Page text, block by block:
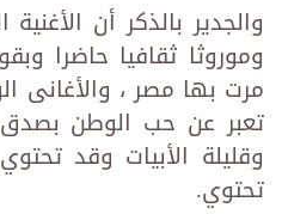
والجدير بالذكر أن
وموروثا ثقافيا حاضرا
مرت بها مصر ، والأغانى
تعبر عن حب الوطن بصدق
وقليلة الأبيات وقد
تحتوي.